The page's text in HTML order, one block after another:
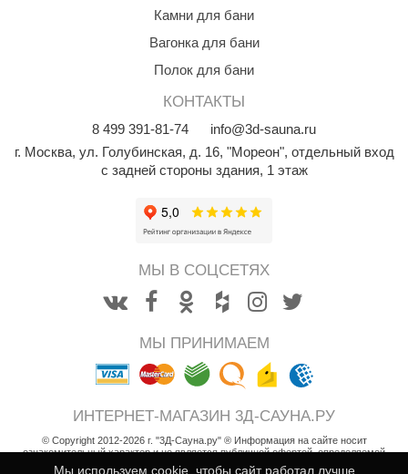
Камни для бани
Вагонка для бани
Полок для бани
КОНТАКТЫ
8 499 391-81-74
info@3d-sauna.ru
г. Москва, ул. Голубинская, д. 16, "Мореон", отдельный вход
с задней стороны здания, 1 этаж
МЫ В СОЦСЕТЯХ
МЫ ПРИНИМАЕМ
ИНТЕРНЕТ-МАГАЗИН 3Д-САУНА.РУ
© Copyright 2012-2026 г. "3Д-Сауна.ру" ® Информация на сайте носит
ознакомительный характер и не является публичной офертой, определяемой
положениями статьи 437 Гражданского кодекса РФ
Мы используем cookie, чтобы сайт работал лучше